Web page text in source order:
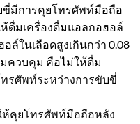
ขี่มีการคุยโทรศัพท์มือถือ
ดื่มเครื่องดื่มแอลกอฮอล์
ล์ในเลือดสูงเกินกว่า 0.08
มควบคุม คือไม่ให้ดื่ม
รศัพท์ระหว่างการขับขี่
ยโทรศัพท์มือถือหลัง